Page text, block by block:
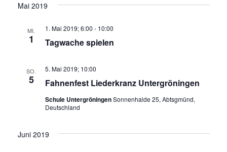
Mai 2019
MI.
1 Tagwache spielen
1. Mai 2019; 6:00 - 10:00
SO.
5 Fahnenfest Liederkranz Untergröningen
5. Mai 2019; 10:00
Schule UntergröningenSonnenhalde 25, Abtsgmünd,
Deutschland
Juni 2019